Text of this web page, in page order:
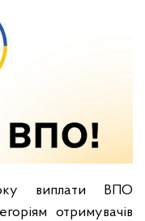
виплати ВПО
отримувачів